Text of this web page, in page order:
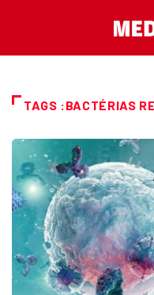
TAGS :BACTÉRIAS